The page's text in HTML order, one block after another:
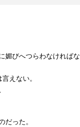
媚びへつらわなければな
えない。
った。